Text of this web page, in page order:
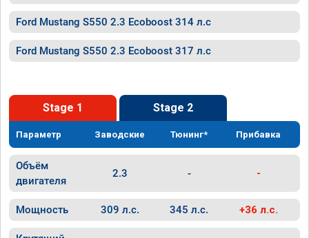
Ford Mustang S550 2.3 Ecoboost 314 л.с
Ford Mustang S550 2.3 Ecoboost 317 л.с
Stage 1 Stage 2
Параметр Заводские Тюнинг* Прибавка
Объём
двигателя
2.3 - -
Мощность 309 л.с. 345 л.с. +36 л.с.